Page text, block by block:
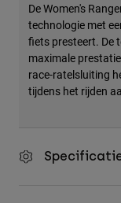
De Women's
technologie met
fiets presteert. De
maximale
race-ratelsluiting
tijdens het rijden